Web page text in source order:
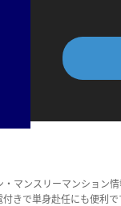
マンスリーマンション
きで単身赴任にも便利で